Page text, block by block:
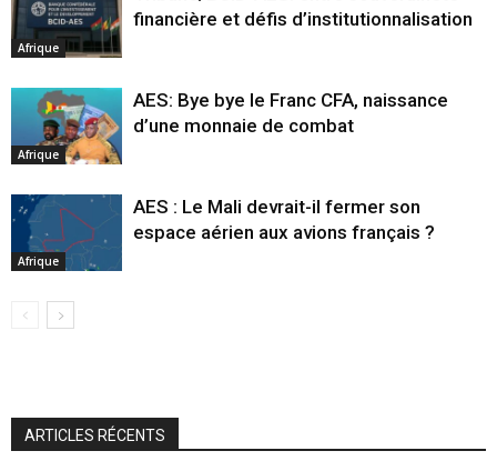
Afrique
financière et défis d’institutionnalisation
Afrique
AES: Bye bye le Franc CFA, naissance
d’une monnaie de combat
Afrique
AES : Le Mali devrait-il fermer son
espace aérien aux avions français ?
ARTICLES RÉCENTS